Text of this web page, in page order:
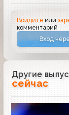
Войдите или
комментарий
Вход
Другие
сейчас